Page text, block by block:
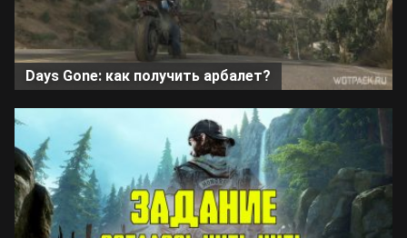
Days Gone: как получить арбалет?